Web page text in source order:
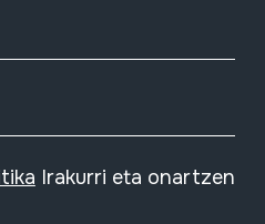
Irakurri eta onartzen